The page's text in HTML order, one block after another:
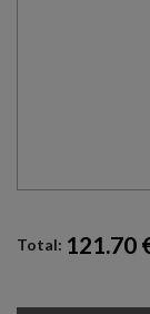
Total: 121.70